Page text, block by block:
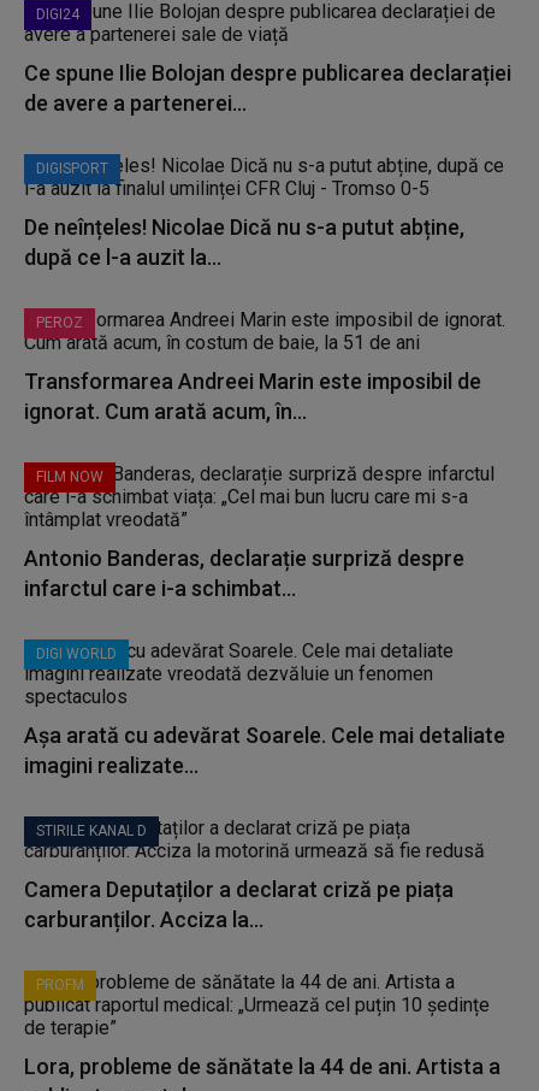
DIGI24
Ce spune Ilie Bolojan despre publicarea declarației
de avere a partenerei...
DIGISPORT
De neînțeles! Nicolae Dică nu s-a putut abține,
după ce l-a auzit la...
PEROZ
Transformarea Andreei Marin este imposibil de
ignorat. Cum arată acum, în...
FILM NOW
Antonio Banderas, declarație surpriză despre
infarctul care i-a schimbat...
DIGI WORLD
Așa arată cu adevărat Soarele. Cele mai detaliate
imagini realizate...
STIRILE KANAL D
Camera Deputaților a declarat criză pe piața
carburanților. Acciza la...
PROFM
Lora, probleme de sănătate la 44 de ani. Artista a